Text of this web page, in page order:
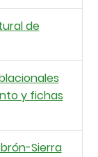
de
y fichas
Sierra